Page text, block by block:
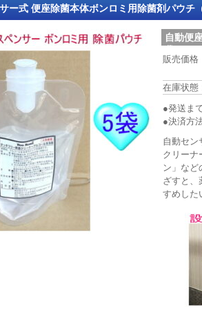
ー式 便座除菌本体ボンロミ用除菌剤パウチ
自動便
販売価格
在庫状態
●発送ま
●決済方
自動セン
クリーナ
ン」な
ざすと、
すめした